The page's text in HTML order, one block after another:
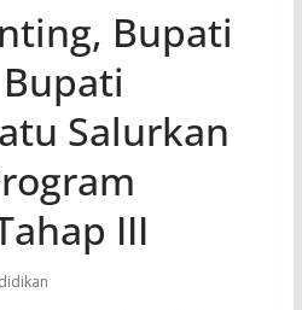
Bupati
Salurkan
III